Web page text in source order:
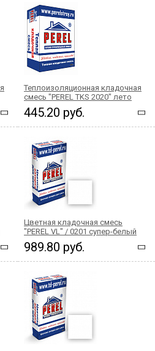
Теплоизоляционная кладочная
смесь "PEREL TKS 2020" лето
445.20 руб.
Цветная кладочная смесь
"PEREL VL" / 0201 супер-белый
989.80 руб.